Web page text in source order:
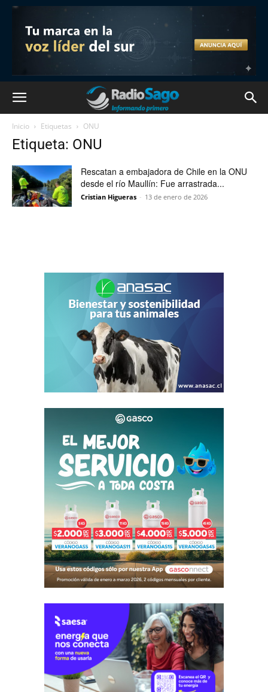
Inicio Etiquetas ONU
Etiqueta: ONU
Rescatan a embajadora de Chile en la ONU
desde el río Maullín: Fue arrastrada...
Cristian Higueras - 13 de enero de 2026